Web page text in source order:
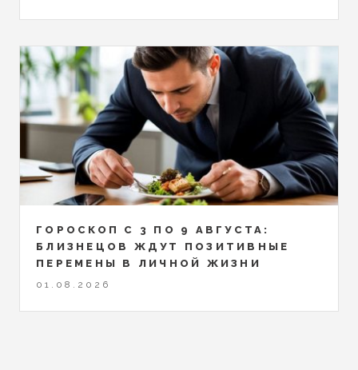
ГОРОСКОП С 3 ПО 9 АВГУСТА:
БЛИЗНЕЦОВ ЖДУТ ПОЗИТИВНЫЕ
ПЕРЕМЕНЫ В ЛИЧНОЙ ЖИЗНИ
01.08.2026